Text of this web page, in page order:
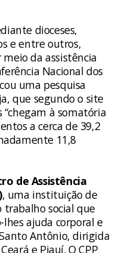
dioceses,
e entre outros,
da assistência
Nacional dos
uma pesquisa
que segundo o site
à somatória
a cerca de 39,2
11,8
de Assistência
, uma instituição de
trabalho social que
ajuda corporal e
Antônio, dirigida
e Piauí. O CPP